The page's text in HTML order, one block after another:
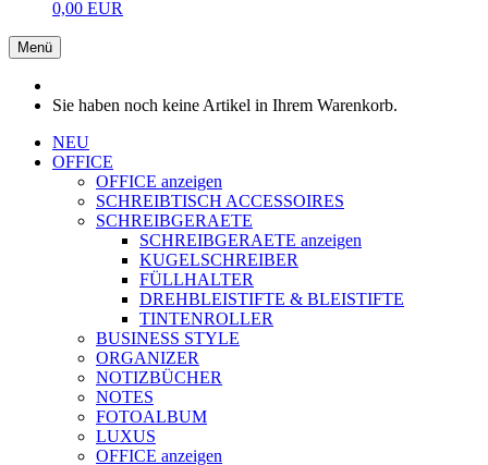
0,00 EUR
Menü
Sie haben noch keine Artikel in Ihrem Warenkorb.
NEU
OFFICE
OFFICE anzeigen
SCHREIBTISCH ACCESSOIRES
SCHREIBGERAETE
SCHREIBGERAETE anzeigen
KUGELSCHREIBER
FÜLLHALTER
DREHBLEISTIFTE & BLEISTIFTE
TINTENROLLER
BUSINESS STYLE
ORGANIZER
NOTIZBÜCHER
NOTES
FOTOALBUM
LUXUS
OFFICE anzeigen